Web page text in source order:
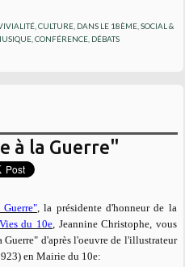
, CULTURE, DANS LE 18ÈME, SOCIAL &
,CONFÉRENCE DÉBATS
à la Guerre"
Guerre", la présidente d'honneur de la
du 10e , Jeannine Christophe, vous
d'après l'oeuvre de l'illustrateur
en Mairie du 10e: